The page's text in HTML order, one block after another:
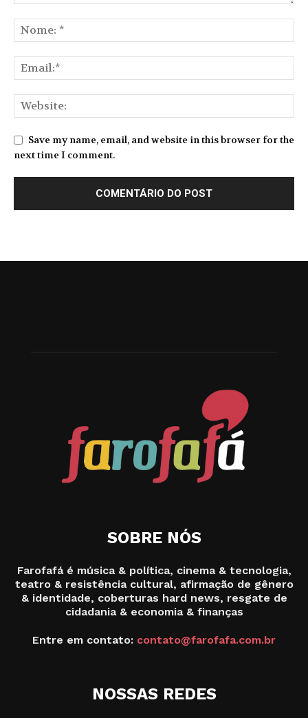
Save my name, email, and website in this browser for the
next time I comment.
SOBRE NÓS
Farofafá é música & política, cinema & tecnologia,
teatro & resistência cultural, afirmação de gênero
& identidade, coberturas hard news, resgate de
cidadania & economia & finanças
Entre em contato: contato@farofafa.com.br
NOSSAS REDES